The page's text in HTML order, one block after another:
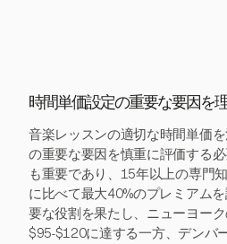
時間単価設定の重要な要因を
音楽レッスンの適切な時間単価
の重要な要因を慎重に評価する
も重要であり、15年以上の専門
に比べて最大40%のプレミアム
要な役割を果たし、ニューヨー
$95-$120に達する一方、デンバ